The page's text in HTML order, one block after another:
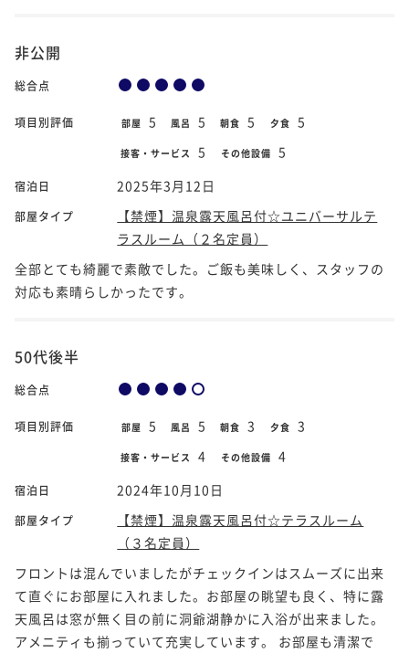
非公開
総合点
項目別評価 部屋 5 風呂 5 朝食 5 夕食 5
接客・サービス 5 その他設備 5
宿泊日 2025年3月12日
部屋タイプ
【禁煙】温泉露天風呂付☆ユニバーサルテ
ラスルーム（２名定員）
全部とても綺麗で素敵でした。ご飯も美味しく、スタッフの
対応も素晴らしかったです。
50代後半
総合点
項目別評価 部屋 5 風呂 5 朝食 3 夕食 3
接客・サービス 4 その他設備 4
宿泊日 2024年10月10日
部屋タイプ
【禁煙】温泉露天風呂付☆テラスルーム
（３名定員）
フロントは混んでいましたがチェックインはスムーズに出来
て直ぐにお部屋に入れました。お部屋の眺望も良く、特に露
天風呂は窓が無く目の前に洞爺湖静かに入浴が出来ました。
アメニティも揃っていて充実しています。 お部屋も清潔で